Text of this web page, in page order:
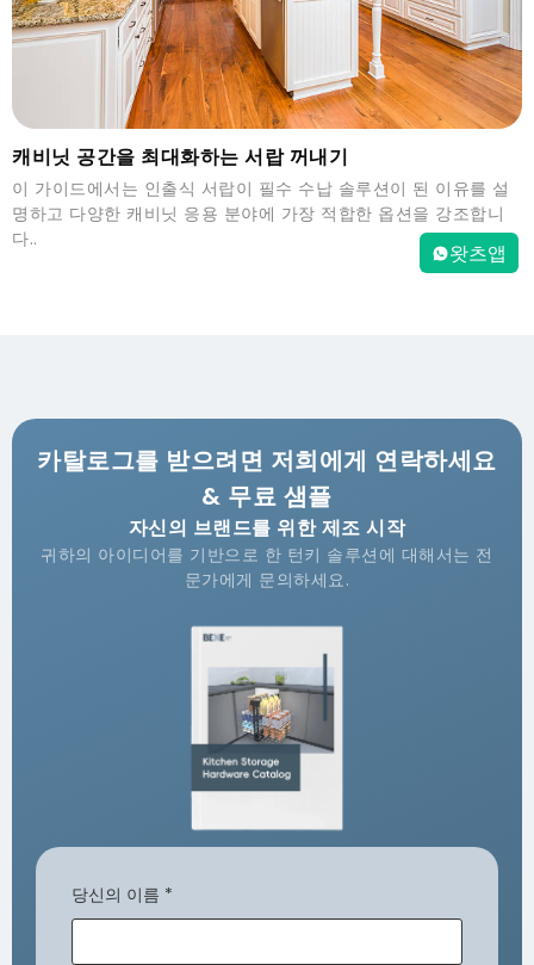
캐비닛 공간을 최대화하는 서랍 꺼내기
이 가이드에서는 인출식 서랍이 필수 수납 솔루션이 된 이유를 설
명하고 다양한 캐비닛 응용 분야에 가장 적합한 옵션을 강조합니
다..
카탈로그를 받으려면 저희에게 연락하세요
& 무료 샘플
자신의 브랜드를 위한 제조 시작
귀하의 아이디어를 기반으로 한 턴키 솔루션에 대해서는 전
문가에게 문의하세요.
당신의 이름 *
왓츠앱